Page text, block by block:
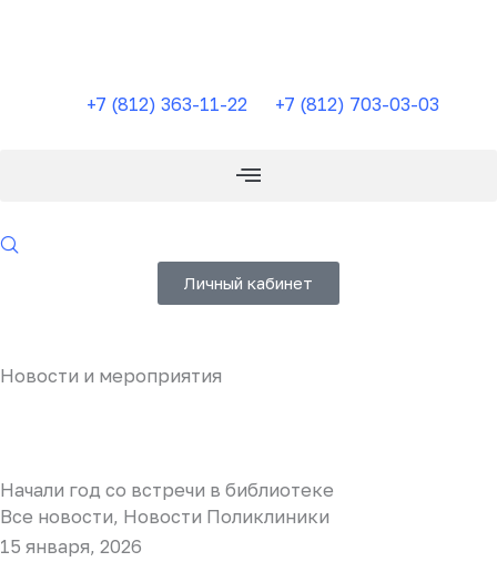
+7 (812) 363-11-22
+7 (812) 703-03-03
Личный кабинет
Новости и мероприятия
Начали год со встречи в библиотеке
Все новости, Новости Поликлиники
15 января, 2026